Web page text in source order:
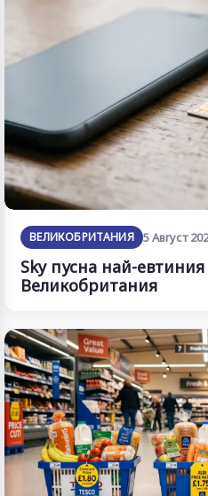
ВЕЛИКОБРИТАНИЯ 5 Август
Sky пусна най-
Великобритания